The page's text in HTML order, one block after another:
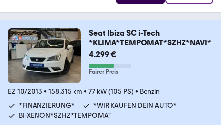
Seat Ibiza SC i-Tech
*KLIMA*TEMPOMAT*SZHZ*NAVI*
4.299 €
Fairer Preis
EZ 10/2013 • 158.315 km • 77 kW (105 PS) • Benzin
*FINANZIERUNG*
*WIR KAUFEN DEIN AUTO*
BI-XENON*SZHZ*TEMPOMAT